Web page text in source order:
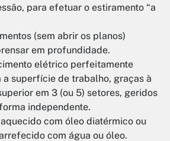
para efetuar o estiramento “a
(sem abrir os planos)
em profundidade.
elétrico perfeitamente
a superfície de trabalho, graças à
em 3 (ou 5) setores, geridos
independente.
com óleo diatérmico ou
com água ou óleo.